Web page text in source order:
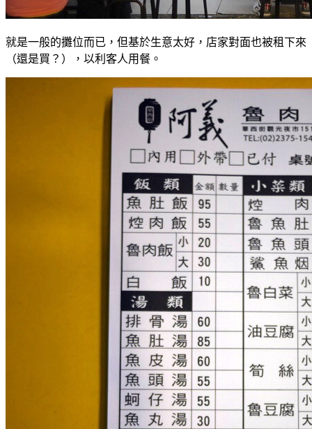
就是一般的攤位而已，但基於生意太好，店家對面也被租下來
（還是買？），以利客人用餐。